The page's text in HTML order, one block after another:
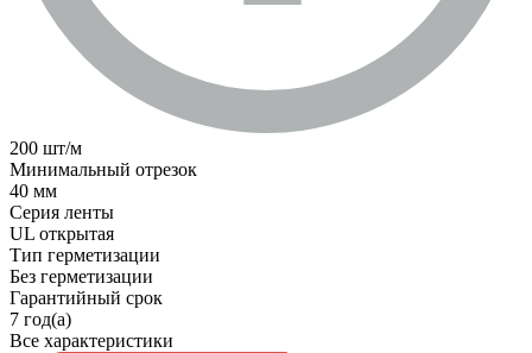
200 шт/м
Минимальный отрезок
40 мм
Серия ленты
UL открытая
Тип герметизации
Без герметизации
Гарантийный срок
7 год(а)
Все характеристики